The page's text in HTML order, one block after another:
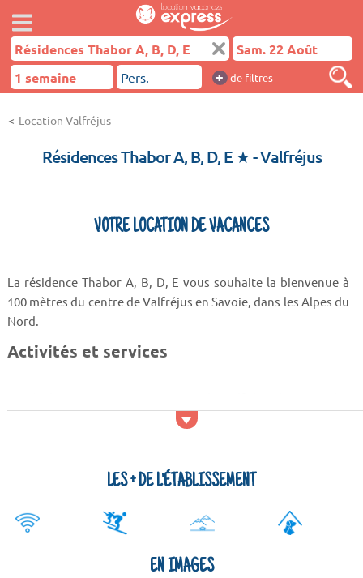
+ de filtres
Location Valfréjus
Résidences Thabor A, B, D, E ★- Valfréjus
VOTRE LOCATION DE VACANCES
La résidence Thabor A, B, D, E vous souhaite la bienvenue à
100 mètres du centre de Valfréjus en Savoie, dans les Alpes du
Nord.
Activités et services
remontées mécaniques. Les commerces et les restaurants les
LES + DE L'ÉTABLISSEMENT
EN IMAGES